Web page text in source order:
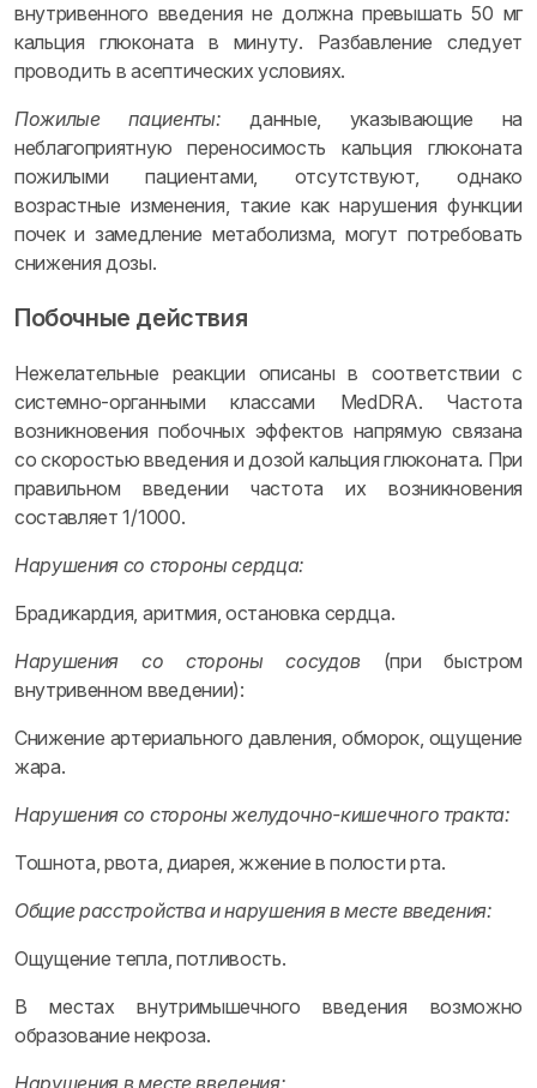
внутривенного введения не должна превышать 50 мг
кальция глюконата в минуту. Разбавление следует
проводить в асептических условиях.
Пожилые пациенты: данные, указывающие на
неблагоприятную переносимость кальция глюконата
пожилыми пациентами, отсутствуют, однако
возрастные изменения, такие как нарушения функции
почек и замедление метаболизма, могут потребовать
снижения дозы.
Побочные действия
Нежелательные реакции описаны в соответствии с
системно-органными классами MedDRA. Частота
возникновения побочных эффектов напрямую связана
со скоростью введения и дозой кальция глюконата. При
правильном введении частота их возникновения
составляет 1/1000.
Нарушения со стороны сердца:
Брадикардия, аритмия, остановка сердца.
Нарушения со стороны сосудов (при быстром
внутривенном введении):
Снижение артериального давления, обморок, ощущение
жара.
Нарушения со стороны желудочно-кишечного тракта:
Тошнота, рвота, диарея, жжение в полости рта.
Общие расстройства и нарушения в месте введения:
Ощущение тепла, потливость.
В местах внутримышечного введения возможно
образование некроза.
Нарушения в месте введения: